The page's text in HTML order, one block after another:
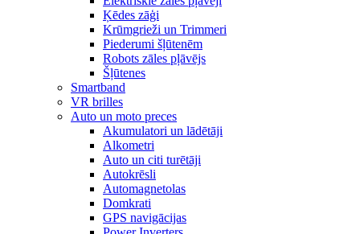
Ķēdes zāģi
Krūmgrieži un Trimmeri
Piederumi šļūtenēm
Robots zāles pļāvējs
Šļūtenes
Smartband
VR brilles
Auto un moto preces
Akumulatori un lādētāji
Alkometri
Auto un citi turētāji
Autokrēsli
Automagnetolas
Domkrati
GPS navigācijas